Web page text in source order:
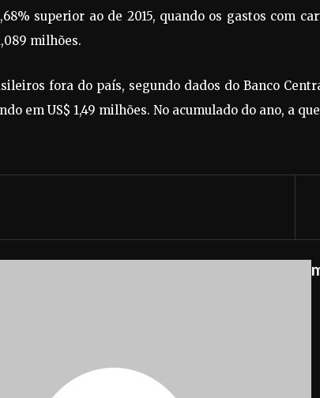
superior ao de 2015, quando os gastos com
milhões.
fora do país, segundo dados do Banco
em US$ 1,49 milhões. No acumulado do ano, a